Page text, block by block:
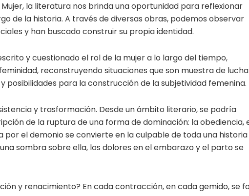
la literatura nos brinda una oportunidad para reflexionar
de la historia. A través de diversas obras, podemos observar
y han buscado construir su propia identidad.
y cuestionado el rol de la mujer a lo largo del tiempo,
reconstruyendo situaciones que son muestra de
posibilidades para la construcción de la subjetividad femenina.
y trasformación. Desde un ámbito literario, se podría
de la ruptura de una forma de dominación: la obediencia,
por el demonio se convierte en la culpable de toda una
sombra sobre ella, los dolores en el embarazo y el parto se
y renacimiento? En cada contracción, en cada gemido, se